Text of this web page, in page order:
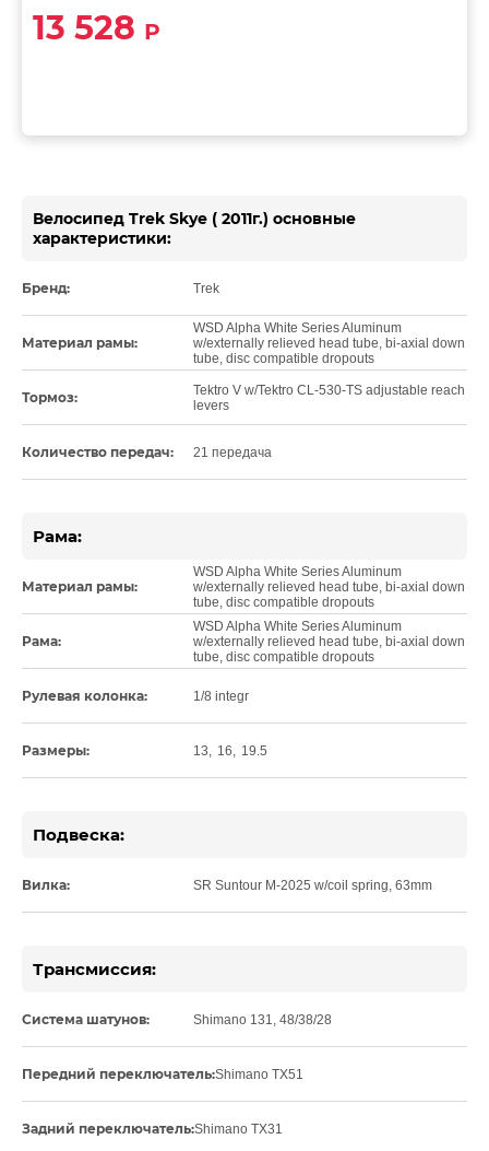
13 528 Р
Велосипед Trek Skye ( 2011г.) основные
характеристики:
Бренд: Trek
Материал рамы:
WSD Alpha White Series Aluminum
w/externally relieved head tube, bi-axial down
tube, disc compatible dropouts
Тормоз:
Tektro V w/Tektro CL-530-TS adjustable reach
levers
Количество передач: 21 передача
Рама:
Материал рамы:
WSD Alpha White Series Aluminum
w/externally relieved head tube, bi-axial down
tube, disc compatible dropouts
Рама:
WSD Alpha White Series Aluminum
w/externally relieved head tube, bi-axial down
tube, disc compatible dropouts
Рулевая колонка: 1/8 integr
Размеры: 13 16 19.5
Подвеска:
Вилка: SR Suntour M-2025 w/coil spring, 63mm
Трансмиссия:
Система шатунов: Shimano 131, 48/38/28
Передний переключатель:Shimano TX51
Задний переключатель:Shimano TX31